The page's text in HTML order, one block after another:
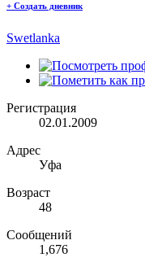
+ Создать дневник
Swetlanka
Регистрация
02.01.2009
Адрес
Уфа
Возраст
48
Сообщений
1,676